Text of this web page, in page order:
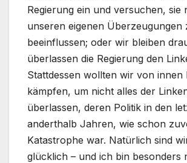
Regierung ein und versuchen, sie
unseren eigenen Überzeugungen
beeinflussen; oder wir bleiben
überlassen die Regierung den
Stattdessen wollten wir von innen
kämpfen, um nicht alles der
überlassen, deren Politik in den
anderthalb Jahren, wie schon
Katastrophe war. Natürlich sind
glücklich – und ich bin besonders